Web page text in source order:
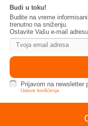
Budi u toku!
Budite na vreme
trenutno na sniženju.
Ostavite Vašu e-mail
Prijavom na newsletter
Uslove korišćenja